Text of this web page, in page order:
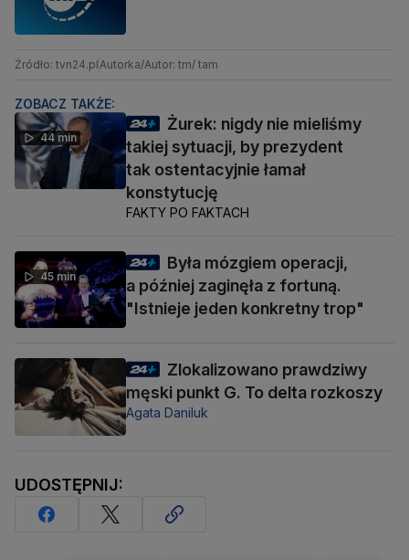
Źródło: tvn24.pl Autorka/Autor: tm/ tam
ZOBACZ TAKŻE:
44 min
Żurek: nigdy nie mieliśmy
takiej sytuacji, by prezydent
tak ostentacyjnie łamał
konstytucję
FAKTY PO FAKTACH
45 min
Była mózgiem operacji,
a później zaginęła z fortuną.
"Istnieje jeden konkretny trop"
Zlokalizowano prawdziwy
męski punkt G. To delta rozkoszy
Agata Daniluk
UDOSTĘPNIJ: